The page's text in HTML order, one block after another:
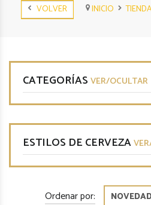
VOLVER INICIO
CATEGORÍAS VER/OCULTAR
ESTILOS DE CERVEZA
Ordenar por: